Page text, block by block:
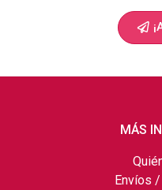
MÁS
Envíos